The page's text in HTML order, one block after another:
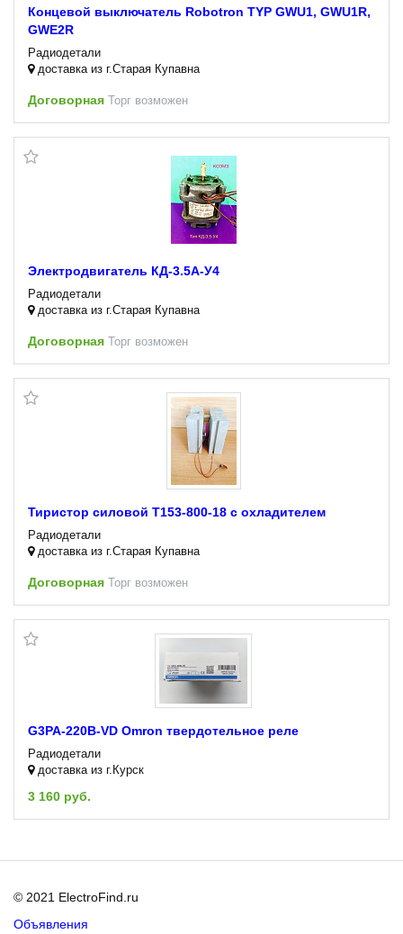
Концевой выключатель Robotron TYP GWU1, GWU1R,
GWE2R
Радиодетали
доставка из г.Старая Купавна
Договорная Торг возможен
Электродвигатель КД-3.5А-У4
Радиодетали
доставка из г.Старая Купавна
Договорная Торг возможен
Тиристор силовой Т153-800-18 с охладителем
Радиодетали
доставка из г.Старая Купавна
Договорная Торг возможен
G3PA-220B-VD Omron твердотельное реле
Радиодетали
доставка из г.Курск
3 160 руб.
© 2021 ElectroFind.ru
Объявления